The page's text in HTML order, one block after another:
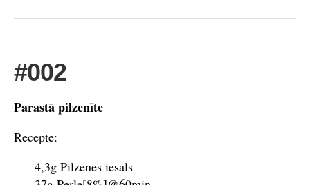
#002
Parastā pilzenīte
Recepte:
4,3g Pilzenes iesals